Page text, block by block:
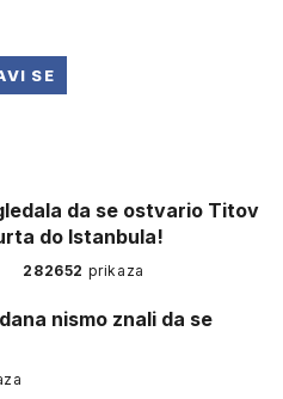
SE
da se ostvario Titov
do Istanbula!
282652 prikaza
nismo znali da se